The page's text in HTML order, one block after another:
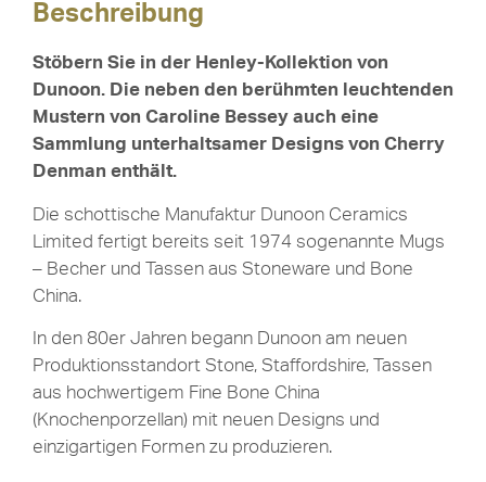
Beschreibung
Stöbern Sie in der Henley-Kollektion von
Dunoon. Die neben den berühmten leuchtenden
Mustern von Caroline Bessey auch eine
Sammlung unterhaltsamer Designs von Cherry
Denman enthält.
Die schottische Manufaktur Dunoon Ceramics
Limited fertigt bereits seit 1974 sogenannte Mugs
– Becher und Tassen aus Stoneware und Bone
China.
In den 80er Jahren begann Dunoon am neuen
Produktionsstandort Stone, Staffordshire, Tassen
aus hochwertigem Fine Bone China
(Knochenporzellan) mit neuen Designs und
einzigartigen Formen zu produzieren.